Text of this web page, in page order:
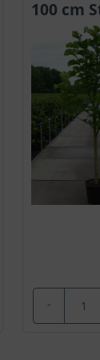
den Garten,
wurde die
Magnolie.
100 cm
-